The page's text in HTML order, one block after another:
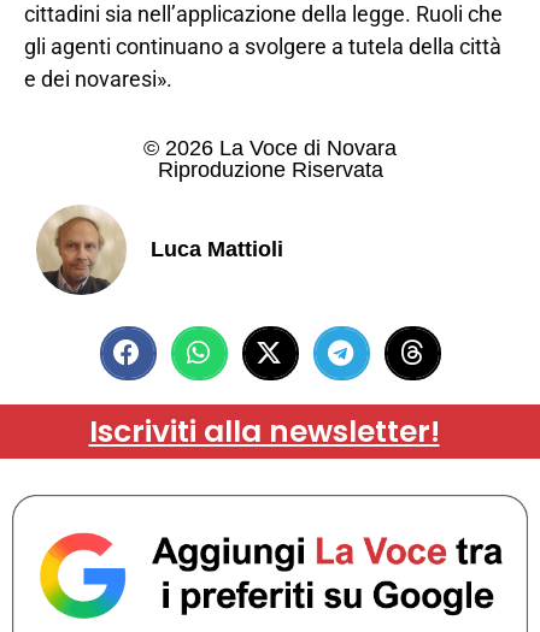
cittadini sia nell’applicazione della legge. Ruoli che
gli agenti continuano a svolgere a tutela della città
e dei novaresi».
© 2026 La Voce di Novara
Riproduzione Riservata
Luca Mattioli
Iscriviti alla newsletter!